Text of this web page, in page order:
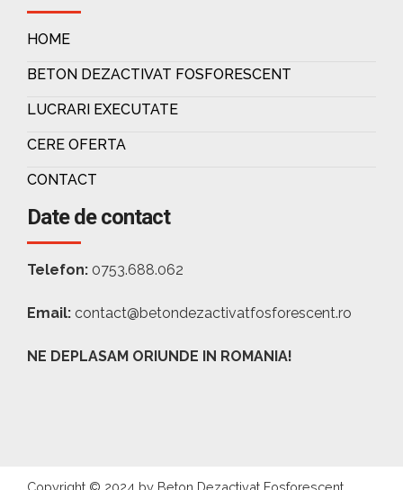
HOME
BETON DEZACTIVAT FOSFORESCENT
LUCRARI EXECUTATE
CERE OFERTA
CONTACT
Date de contact
Telefon: 0753.688.062
Email: contact@betondezactivatfosforescent.ro
NE DEPLASAM ORIUNDE IN ROMANIA!
Copyright © 2024 by Beton Dezactivat Fosforescent.